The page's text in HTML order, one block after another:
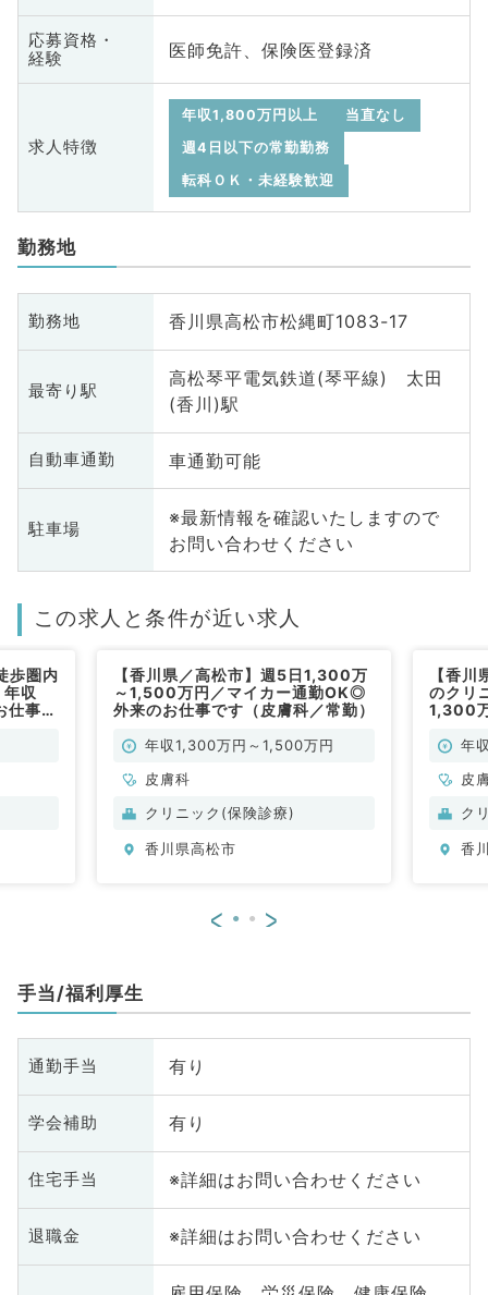
応募資格・
経験
医師免許、保険医登録済
求人特徴
年収1,800万円以上
当直なし
週4日以下の常勤勤務
転科ＯＫ・未経験歓迎
勤務地
勤務地 香川県高松市松縄町1083-17
最寄り駅
高松琴平電気鉄道(琴平線) 太田
(香川)駅
自動車通勤 車通勤可能
駐車場
※最新情報を確認いたしますので
お問い合わせください
この求人と条件が近い求人
歩圏内
収
事で
【香川県／高松市】週5日1,300万
～1,500万円／マイカー通勤OK◎
外来のお仕事です（皮膚科／常勤）
年収1,300万円～1,500万円
皮膚科
クリニック(保険診療)
香川県高松市
【香
のクリ
1,300
年
皮
ク
香
< >
手当/福利厚生
通勤手当 有り
学会補助 有り
住宅手当 ※詳細はお問い合わせください
退職金 ※詳細はお問い合わせください